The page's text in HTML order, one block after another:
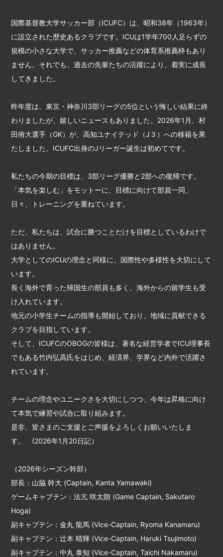
国際基督教大学サッカー部（ICUFC）は、昭和38年（1963年）
に設立された歴史あるクラブです。ICUは1学年700人足らずの
規模の小さな大学で、サッカー推薦などの体育系推薦枠もあり
ません。それでも、過去の先輩たちの活躍により、着実に成長
してきました。
昨年度は、東京・神奈川3部リーグの5位という悔しい結果に終
わりましたが、嬉しいニュースもありました。2026年1月、村
田侑大選手（GK）が、高知ユナイテッド（J３）への移籍を果
たしました。ICUFC出身のJリーガー誕生は初めてです。
私たちの今期の目標は、3部リーグ優勝と2部への復帰です。
「本気を楽しむ」をモットーに、目標に向けて部員一同、
日々、トレーニングを重ねています。
ただ、私たちは、試合に勝つことだけを目標としているわけで
はありません。
大学としてのICUの理念と同様に、国際性や多様性を大切にして
います。
長く海外で育った帰国生の部員も多く、海外からの留学生も受
け入れています。
地元の小学生チームの指導も開始しており、地域に貢献できる
クラブを目指しています。
そして、ICUFCのOBOGの皆様は、著名な経営学者でICU理事長
でもある竹内弘高氏をはじめ、経済界、学界など内外で活躍さ
れています。
チームの理念やユニークさを大切にしつつ、今年は昇格に向け
て本気で練習や試合に取り組みます。
是非、皆さまのご支援とご声援をよろしくお願いいたしま
す。 (2026年1月20日記）
（2026年シーズン幹部）
部長：山脇 幹大 (Captain, Kanta Yamawaki)
ゲームキャプテン：法亢 咲太朗 (Game Captain, Sakutaro
Hoga)
副キャプテン：金丸 龍馬 (Vice-Captain, Ryoma Kanamaru)
副キャプテン：辻本 晴輝 (Vice-Captain, Haruki Tsujimoto)
副キャプテン：中丸 泰知 (Vice-Captain, Taichi Nakamaru)